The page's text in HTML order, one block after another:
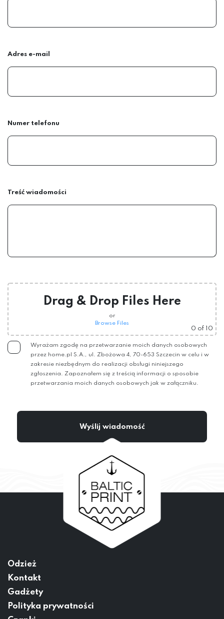
Adres e-mail
Numer telefonu
Treść wiadomości
Drag & Drop Files Here
or
Browse Files
0 of 10
Wyrażam zgodę na przetwarzanie moich danych osobowych
przez home.pl S.A., ul. Zbożowa 4, 70-653 Szczecin w celu i w
zakresie niezbędnym do realizacji obsługi niniejszego
zgłoszenia. Zapoznałem się z treścią informacji o sposobie
przetwarzania moich danych osobowych jak w załączniku.
Odzież
Kontakt
Gadżety
Polityka prywatności